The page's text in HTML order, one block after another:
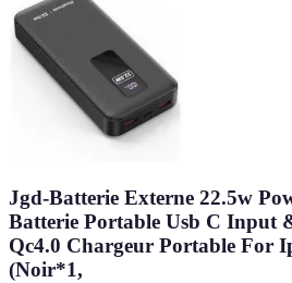
Jgd-Batterie Externe 22.5w
Batterie Portable Usb C Input
Qc4.0 Chargeur Portable For
(Noir*1,